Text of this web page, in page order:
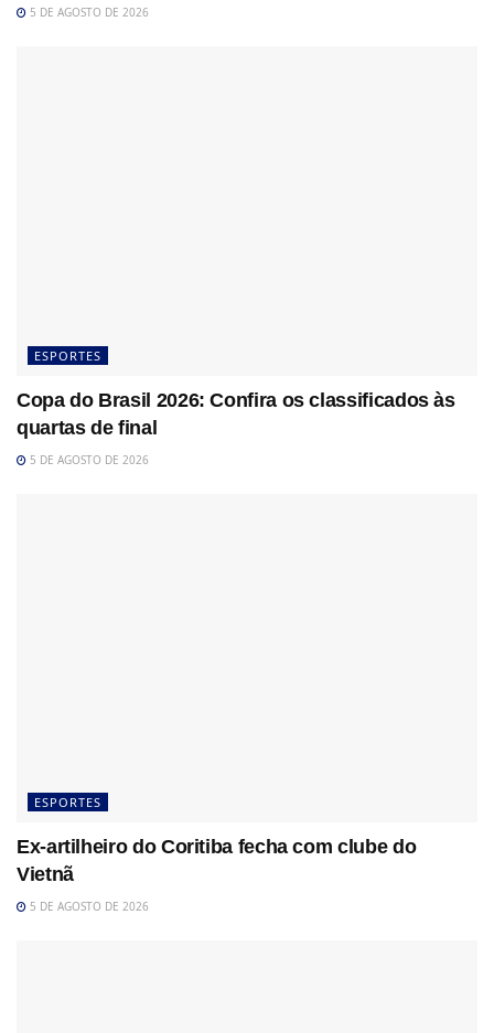
5 DE AGOSTO DE 2026
ESPORTES
Copa do Brasil 2026: Confira os classificados às
quartas de final
5 DE AGOSTO DE 2026
ESPORTES
Ex-artilheiro do Coritiba fecha com clube do
Vietnã
5 DE AGOSTO DE 2026